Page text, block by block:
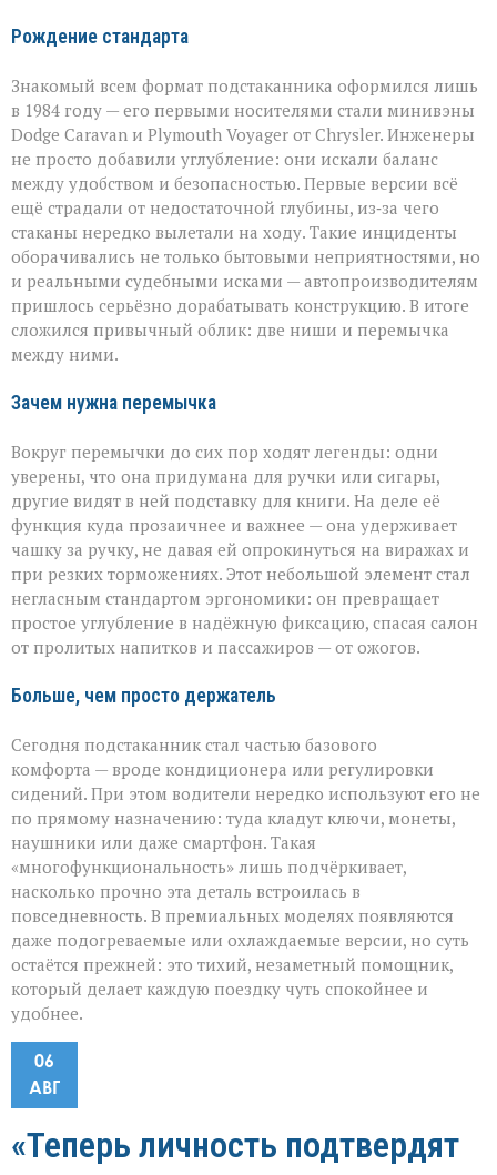
Рождение стандарта
Знакомый всем формат подстаканника оформился лишь
в 1984 году — его первыми носителями стали минивэны
Dodge Caravan и Plymouth Voyager от Chrysler. Инженеры
не просто добавили углубление: они искали баланс
между удобством и безопасностью. Первые версии всё
ещё страдали от недостаточной глубины, из‑за чего
стаканы нередко вылетали на ходу. Такие инциденты
оборачивались не только бытовыми неприятностями, но
и реальными судебными исками — автопроизводителям
пришлось серьёзно дорабатывать конструкцию. В итоге
сложился привычный облик: две ниши и перемычка
между ними.
Зачем нужна перемычка
Вокруг перемычки до сих пор ходят легенды: одни
уверены, что она придумана для ручки или сигары,
другие видят в ней подставку для книги. На деле её
функция куда прозаичнее и важнее — она удерживает
чашку за ручку, не давая ей опрокинуться на виражах и
при резких торможениях. Этот небольшой элемент стал
негласным стандартом эргономики: он превращает
простое углубление в надёжную фиксацию, спасая салон
от пролитых напитков и пассажиров — от ожогов.
Больше, чем просто держатель
Сегодня подстаканник стал частью базового
комфорта — вроде кондиционера или регулировки
сидений. При этом водители нередко используют его не
по прямому назначению: туда кладут ключи, монеты,
наушники или даже смартфон. Такая
«многофункциональность» лишь подчёркивает,
насколько прочно эта деталь встроилась в
повседневность. В премиальных моделях появляются
даже подогреваемые или охлаждаемые версии, но суть
остаётся прежней: это тихий, незаметный помощник,
который делает каждую поездку чуть спокойнее и
удобнее.
06
АВГ
«Теперь личность подтвердят